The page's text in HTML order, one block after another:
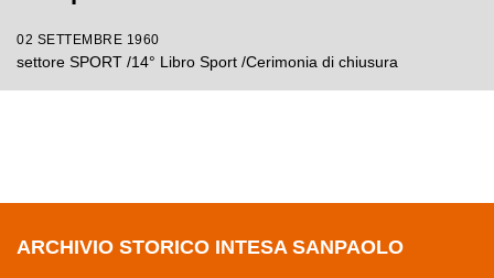
02 SETTEMBRE 1960
settore SPORT /14° Libro Sport /Cerimonia di chiusura
ARCHIVIO STORICO INTESA SANPAOLO